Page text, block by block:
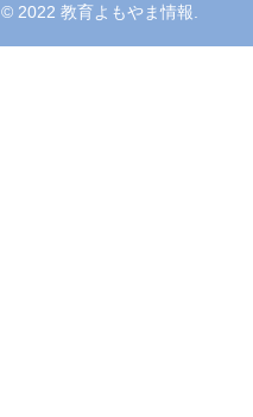
© 2022 教育よもやま情報.